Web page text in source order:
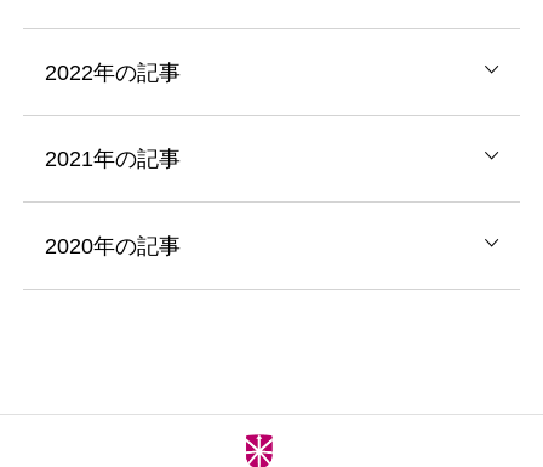
2022年の記事
2021年の記事
2020年の記事